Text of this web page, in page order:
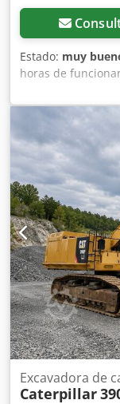
Estado: muy
horas de
,
2015 Horas de
cerrada Aire
trasera Brazo
Instalación
tijeras)
Nskcsrf 1 cubo
conservado en un
ancho Motor CAT
centralizada
26,2 toneladas
Excavadora de
Caterpillar